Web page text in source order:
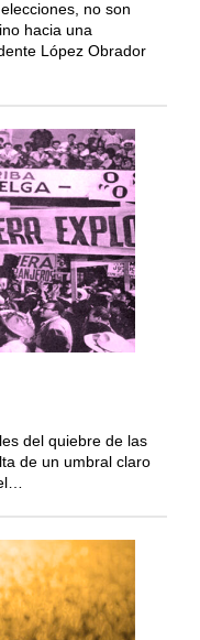
no son
hacia una
López Obrador
del quiebre de las
de un umbral claro